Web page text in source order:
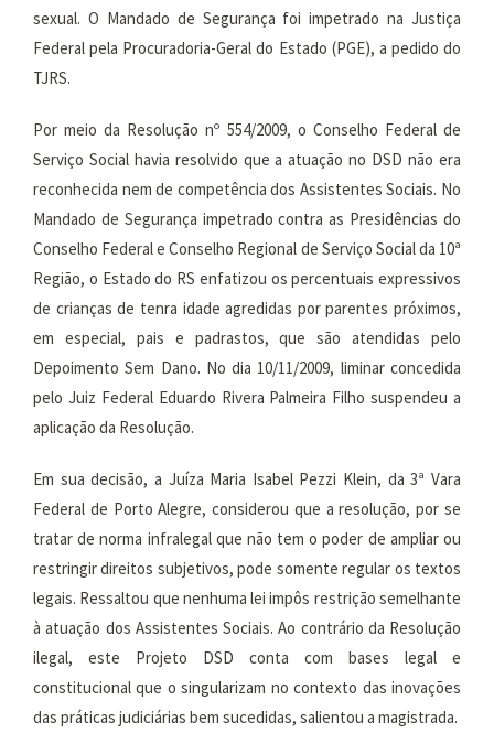
sexual. O Mandado de Segurança foi impetrado na Justiça
Federal pela Procuradoria-Geral do Estado (PGE), a pedido do
TJRS.
Por meio da Resolução nº 554/2009, o Conselho Federal de
Serviço Social havia resolvido que a atuação no DSD não era
reconhecida nem de competência dos Assistentes Sociais. No
Mandado de Segurança impetrado contra as Presidências do
Conselho Federal e Conselho Regional de Serviço Social da 10ª
Região, o Estado do RS enfatizou os percentuais expressivos
de crianças de tenra idade agredidas por parentes próximos,
em especial, pais e padrastos, que são atendidas pelo
Depoimento Sem Dano. No dia 10/11/2009, liminar concedida
pelo Juiz Federal Eduardo Rivera Palmeira Filho suspendeu a
aplicação da Resolução.
Em sua decisão, a Juíza Maria Isabel Pezzi Klein, da 3ª Vara
Federal de Porto Alegre, considerou que a resolução, por se
tratar de norma infralegal que não tem o poder de ampliar ou
restringir direitos subjetivos, pode somente regular os textos
legais. Ressaltou que nenhuma lei impôs restrição semelhante
à atuação dos Assistentes Sociais. Ao contrário da Resolução
ilegal, este Projeto DSD conta com bases legal e
constitucional que o singularizam no contexto das inovações
das práticas judiciárias bem sucedidas, salientou a magistrada.